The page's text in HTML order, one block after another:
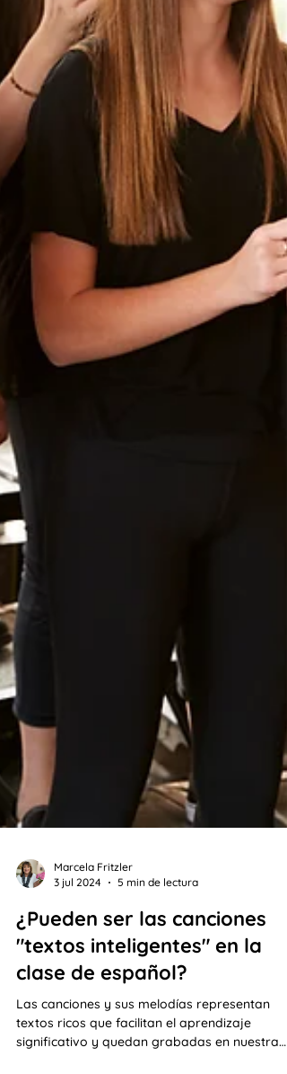
Marcela Fritzler
3 jul 2024
5 min de lectura
¿Pueden ser las canciones
"textos inteligentes" en la